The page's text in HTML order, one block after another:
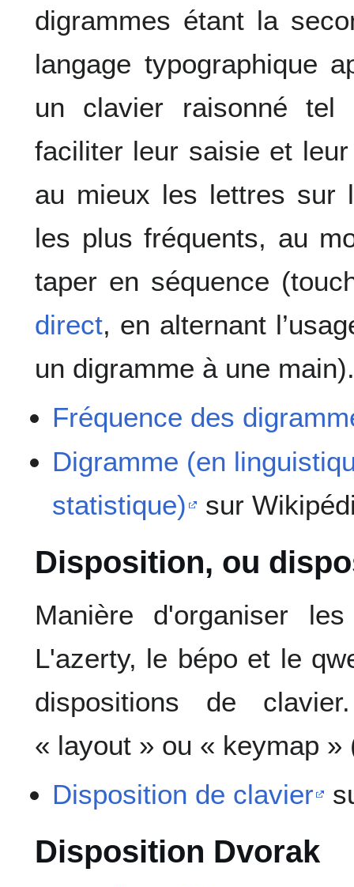
digrammes étant la
langage typographique
un clavier raisonné
faciliter leur saisie et
au mieux les lettres sur
les plus fréquents, au
taper en séquence
direct, en alternant
un digramme à une main).
Fréquence des
Digramme (en
statistique)
sur
Disposition, ou
Manière d'organiser
L'azerty, le bépo et le
dispositions de
« layout » ou « keymap »
Disposition de clavier
Disposition Dvorak